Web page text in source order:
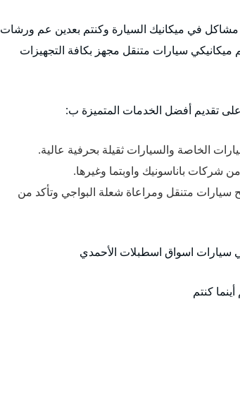
في ميكانيك السيارة وكنتم بعدين عم ورشات
سيارات متنقل مجهز بكافة التجهيزات
تقديم أفضل الخدمات المتميزة ب:
الخاصة والسيارات ثقيلة بحرفية عالية.
شركات باناسونيك واوبتما وغيرها.
متنقل ومراعاة شعلة البواجي وتأكد من
سيارات اسواق اسطبلات الأحمدي
كنتم